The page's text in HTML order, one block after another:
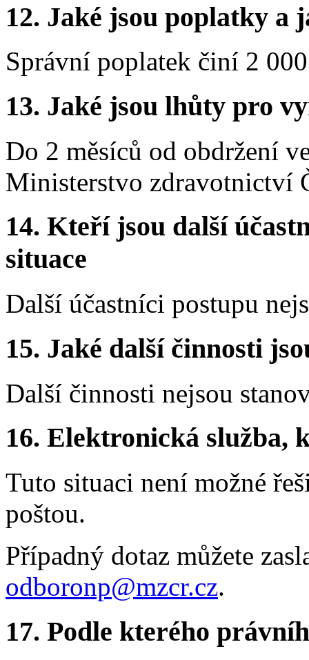
12. Jaké jsou poplatky a
Správní poplatek činí 2
13. Jaké jsou lhůty pro
Do 2 měsíců od obdržení
Ministerstvo zdravotnictví
14. Kteří jsou další
situace
Další účastníci postupu
15. Jaké další činnosti
Další činnosti nejsou
16. Elektronická služba,
Tuto situaci není možné
poštou.
Případný dotaz můžete
odboronp@mzcr.cz.
17. Podle kterého